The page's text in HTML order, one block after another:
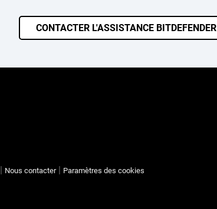
CONTACTER L'ASSISTANCE BITDEFENDER
Nous contacter Paramètres des cookies